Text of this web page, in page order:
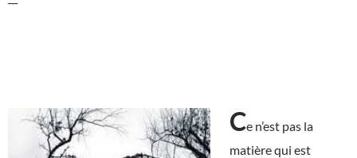
Ce n’est pas la
matière qui est